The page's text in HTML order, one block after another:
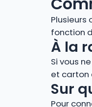
Plusieurs
fonction
À la
Si vous
et carton
Sur
Pour